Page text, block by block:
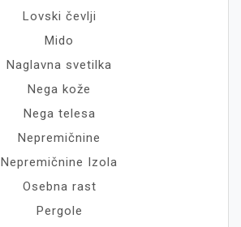
Lovski čevlji
Mido
Naglavna svetilka
Nega kože
Nega telesa
Nepremičnine
Nepremičnine Izola
Osebna rast
Pergole